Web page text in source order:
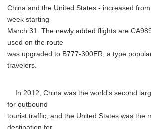
China and the United States - increased
week starting
March 31. The newly added flights are
used on the route
was upgraded to B777-300ER, a type
travelers.
In 2012, China was the world's second
for outbound
tourist traffic, and the United States was the
destination for